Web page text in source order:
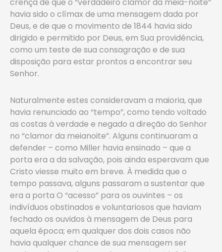
havia sido o clímax de uma mensagem dada por
Deus, e de que o movimento de 1844 havia sido
dirigido e permitido por Deus, em Sua providência,
como um teste de sua consagração e de sua
disposição para estar prontos a encontrar seu
Senhor.
Naturalmente estes consideravam a maioria, que
havia renunciado ao “tempo”, como tendo voltado
as costas à verdade e negado a direção do Senhor
no “clamor da meianoite”. Alguns continuaram a
defender – como Miller havia ensinado – que a
porta era a da salvação, pois ainda esperavam que
Cristo viesse muito em breve. À medida que o
tempo passava, alguns passaram a sustentar que
era a porta O “acesso” para os ouvintes – os
indivíduos obstinados e voluntariosos que haviam
fechado os ouvidos à mensagem de Deus para
aquela época; em qualquer dos dois casos não
havia qualquer chance de sua mensagem ser